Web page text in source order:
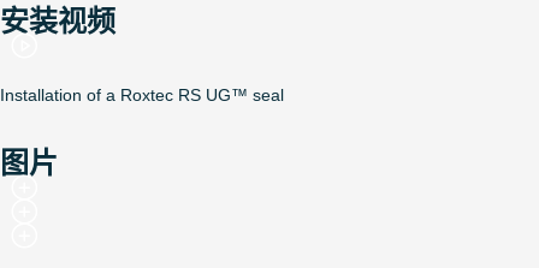
安装视频
Installation of a Roxtec RS UG™ seal
图片